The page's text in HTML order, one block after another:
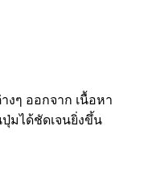
งๆ ออกจาก เนื้อหา
ปุ่มได้ชัดเจนยิ่งขึ้น